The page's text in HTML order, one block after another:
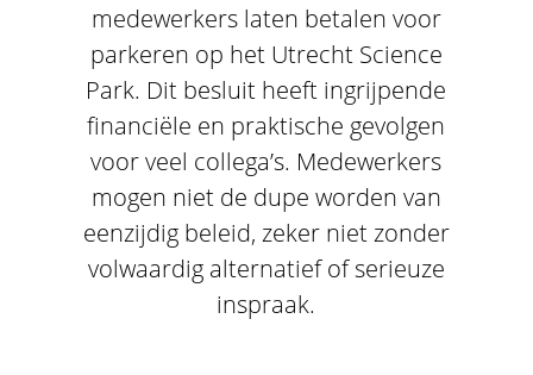
medewerkers laten betalen voor
parkeren op het Utrecht Science
Park. Dit besluit heeft ingrijpende
financiële en praktische gevolgen
voor veel collega’s. Medewerkers
mogen niet de dupe worden van
eenzijdig beleid, zeker niet zonder
volwaardig alternatief of serieuze
inspraak.